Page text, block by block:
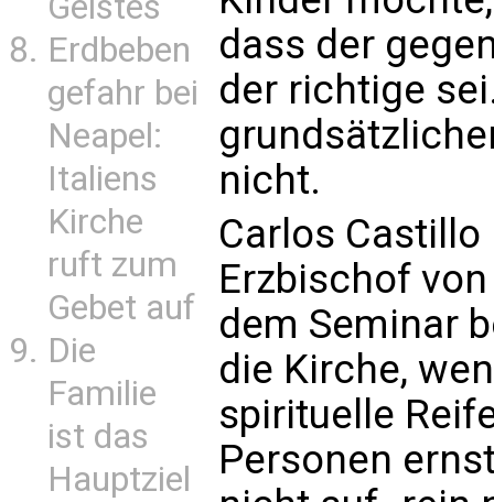
Erdbeben
gefahr bei
Neapel:
Italiens
Kirche
ruft zum
Gebet auf
Die
Familie
ist das
Hauptziel
dass der
der richtige
nicht.
Carlos
Erzbischof
dem Seminar
die Kirche,
spirituelle
Personen